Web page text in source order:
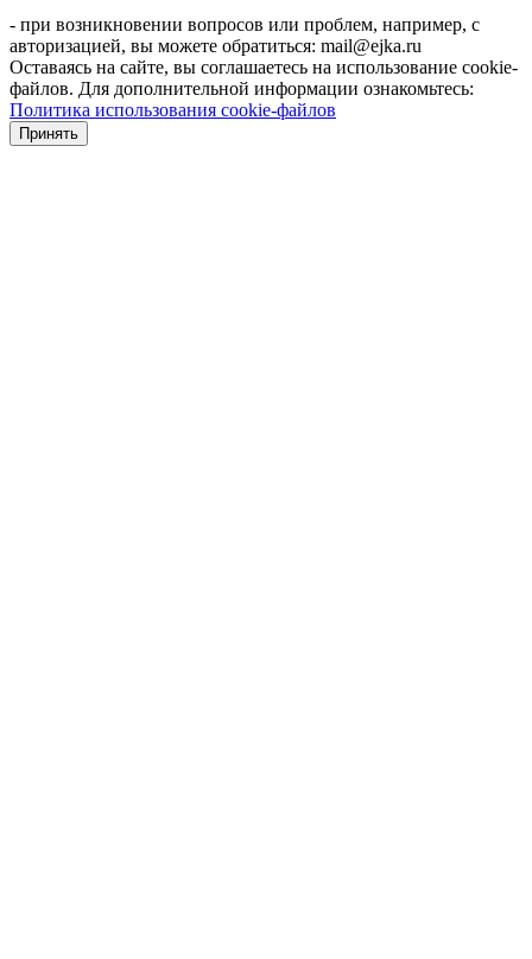
- при возникновении вопросов или проблем, например, с
авторизацией, вы можете обратиться: mail@ejka.ru
Оставаясь на сайте, вы соглашаетесь на использование cookie-
файлов. Для дополнительной информации ознакомьтесь:
Политика использования cookie-файлов
Принять